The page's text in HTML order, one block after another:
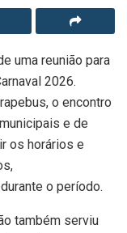
uma reunião para
2026.
o encontro
e de
os horários e
o período.
também serviu